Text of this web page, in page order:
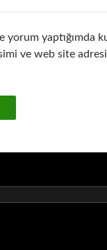
yorum yaptığımda
ve web site